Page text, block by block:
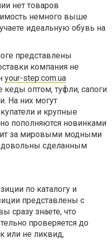
нет товаров
немного выше
идеальную обувь на
представлены
компания не
your-step.com.ua
кеды оптом, туфли, сапоги
На них могут
и крупные
пополняются новинками
за мировыми модными
довольны сделанным
по каталогу и
представлены с
сразу знаете, что
проверяется до
или не ликвид,